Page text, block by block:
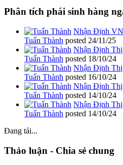
Phân tích phái sinh hàng
Nhận Định
Tuấn Thành posted 24/11/25
Nhận Định Thị
Tuấn Thành posted 18/10/24
Nhận Định Thị
Tuấn Thành posted 16/10/24
Nhận Định Thị
Tuấn Thành posted 14/10/24
Nhận Định
Tuấn Thành posted 14/10/24
Đang tải...
Thảo luận - Chia sẻ chung